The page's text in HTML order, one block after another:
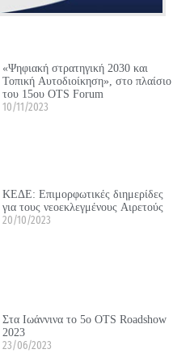
«Ψηφιακή στρατηγική 2030 και
Τοπική Αυτοδιοίκηση», στο πλαίσιο
του 15ου OTS Forum
10/11/2023
ΚΕΔΕ: Επιμορφωτικές διημερίδες
για τους νεοεκλεγμένους Αιρετούς
20/10/2023
Στα Ιωάννινα το 5ο OTS Roadshow
2023
23/06/2023